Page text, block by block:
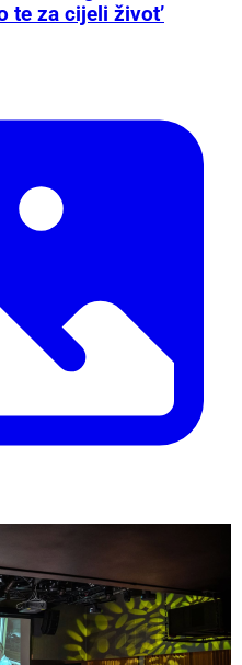
te za cijeli život’